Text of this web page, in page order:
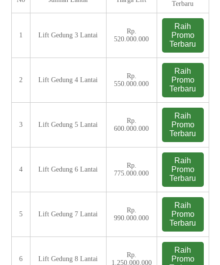
Terbaru
1 Lift Gedung 3 Lantai
Rp.
520.000.000
Raih
Promo
Terbaru
2 Lift Gedung 4 Lantai
Rp.
550.000.000
Raih
Promo
Terbaru
3 Lift Gedung 5 Lantai
Rp.
600.000.000
Raih
Promo
Terbaru
4 Lift Gedung 6 Lantai
Rp.
775.000.000
Raih
Promo
Terbaru
5 Lift Gedung 7 Lantai
Rp.
990.000.000
Raih
Promo
Terbaru
6 Lift Gedung 8 Lantai
Rp.
1.250.000.000
Raih
Promo